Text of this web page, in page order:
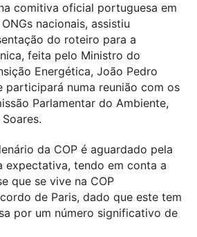
comitiva oficial portuguesa em
nacionais, assistiu
do roteiro para a
feita pelo Ministro do
Energética, João Pedro
participará numa reunião com os
Parlamentar do Ambiente,
da COP é aguardado pela
expectativa, tendo em conta a
que se vive na COP
de Paris, dado que este tem
por um número significativo de